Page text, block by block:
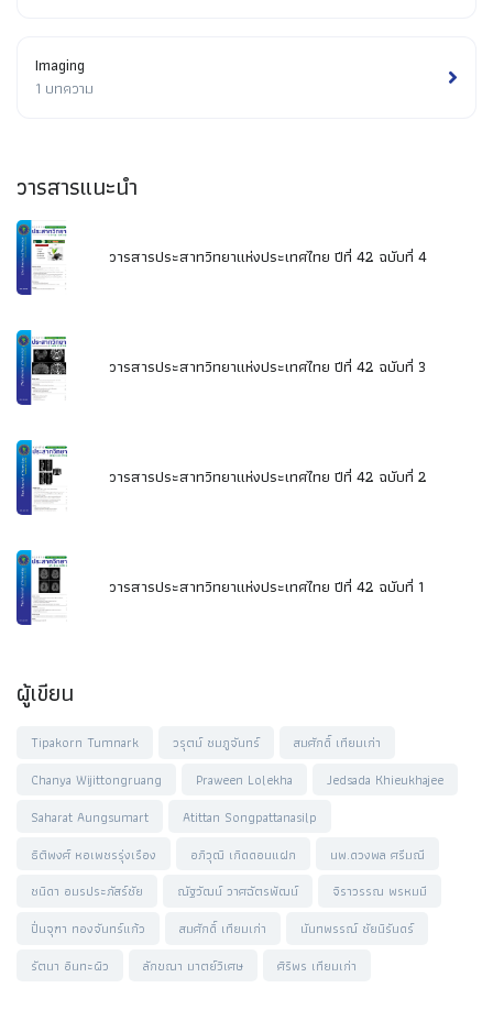
Imaging
1 บทความ
วารสารแนะนำ
วารสารประสาทวิทยาแห่งประเทศไทย ปีที่ 42 ฉบับที่ 4
วารสารประสาทวิทยาแห่งประเทศไทย ปีที่ 42 ฉบับที่ 3
วารสารประสาทวิทยาแห่งประเทศไทย ปีที่ 42 ฉบับที่ 2
วารสารประสาทวิทยาแห่งประเทศไทย ปีที่ 42 ฉบับที่ 1
ผู้เขียน
Tipakorn Tumnark วรุตม์ ชมภูจันทร์
สมศักดิ์ เทียมเก่า
Chanya Wijittongruang
Praween Lolekha
Jedsada Khieukhajee
Saharat Aungsumart
Atittan Songpattanasilp
ธิติพงศ์ หอเพชรรุ่งเรือง
อภิวุฒิ เกิดดอนแฝก
นพ.ดวงพล ศรีมณี
ชนิดา อมรประภัสร์ชัย
ณัฐวัฒน์ วาศฉัตรพัฒน์
จิราวรรณ พรหมมี
ปิ่นจุฑา ทองจันทร์แก้ว
สมศักดิ์ เทียมเก่า
นันทพรรณ์ ชัยนิรันดร์
รัตนา อินทะผิว
ลักขณา มาตย์วิเศษ ศิริพร เทียมเก่า